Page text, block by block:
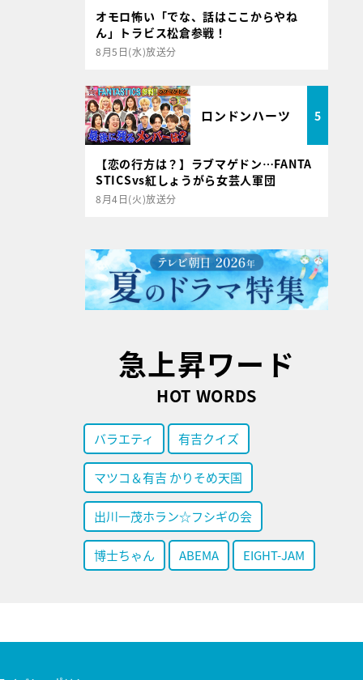
オモロ怖い「でな、話はここからやね
ん」トラビス松倉参戦！
8月5日(水)放送分
ロンドンハーツ 5
【恋の行方は？】ラブマゲドン…FANTA
STICSvs紅しょうがら女芸人軍団
8月4日(火)放送分
急上昇ワード
HOT WORDS
バラエティ 有吉クイズ
マツコ＆有吉 かりそめ天国
出川一茂ホラン☆フシギの会
博士ちゃん ABEMA EIGHT-JAM